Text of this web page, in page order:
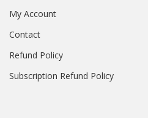
My Account
Contact
Refund Policy
Subscription Refund Policy